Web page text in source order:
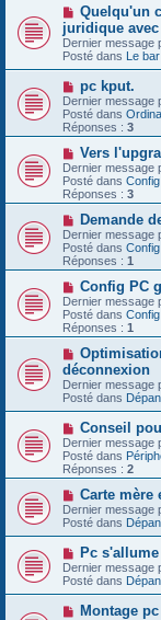
N
u
v
e
a
u
m
e
s
s
a
g
e
Quelqu'un
juridique
Dernier message
Posté dans Le bar
N
o
u
v
e
a
m
e
s
s
a
g
e
pc kput.
Dernier message
Posté dans
Réponses : 3
N
o
u
v
e
a
u
m
e
s
s
a
g
e
Vers
Dernier message
Posté dans
Réponses : 3
N
o
u
v
e
a
m
e
s
s
a
g
e
Demande
Dernier message
Posté dans
Réponses : 1
N
o
u
v
e
a
u
m
e
s
s
a
g
e
Config PC
Dernier message
Posté dans
Réponses : 1
N
o
u
v
e
a
u
m
e
s
s
a
g
e
déconnexion
Dernier message
Posté dans
N
o
u
v
e
a
m
e
s
a
g
e
Conseil
Dernier message
Posté dans
Réponses : 2
N
o
u
v
e
a
u
m
e
Carte mère
Dernier message
Posté dans
N
o
u
v
e
a
Pc
Dernier message
Posté dans
NMontage